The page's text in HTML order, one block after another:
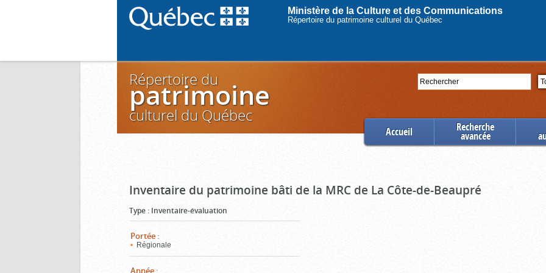
Ministère de la Culture et des Communications
Répertoire du patrimoine culturel du Québec
Rechercher
Répertoire du
patrimoine
culturel du Québec
Accueil Recherche
avancée
Inventaire du patrimoine bâti de la MRC de La Côte-de-Beaupré
Type : Inventaire-évaluation
Portée :
Régionale